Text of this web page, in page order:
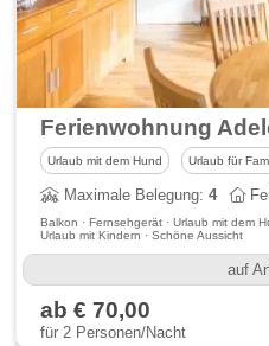
Ferienwohnung
Urlaub mit dem Hund Urlaub für
Maximale Belegung:4
Balkon · Fernsehgerät · Urlaub mit dem
Urlaub mit Kindern · Schöne Aussicht
auf
ab € 70,00
für 2 Personen/Nacht